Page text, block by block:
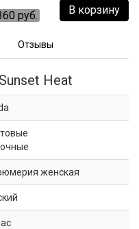
В корзину
руб.
Отзывы
Heat
женская